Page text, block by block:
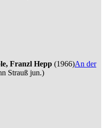
Franzl Hepp (1966)An der
Strauß jun.)